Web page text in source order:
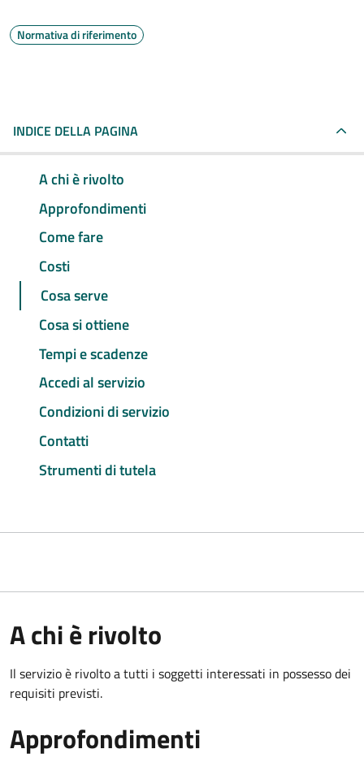
Normativa di riferimento
INDICE DELLA PAGINA
A chi è rivolto
Approfondimenti
Come fare
Costi
Cosa serve
Cosa si ottiene
Tempi e scadenze
Accedi al servizio
Condizioni di servizio
Contatti
Strumenti di tutela
A chi è rivolto
Il servizio è rivolto a tutti i soggetti interessati in possesso dei
requisiti previsti.
Approfondimenti